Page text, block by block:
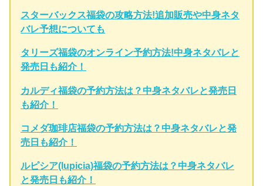
スターバックス福袋の攻略方法!追加販売や中身ネタ
バレ予想についても
タリーズ福袋のオンライン予約方法!中身ネタバレと
発売日も紹介！
カルディ福袋の予約方法は？中身ネタバレと発売日
も紹介！
コメダ珈琲店福袋の予約方法は？中身ネタバレと発
売日も紹介！
ルピシア(lupicia)福袋の予約方法は？中身ネタバレ
と発売日も紹介！